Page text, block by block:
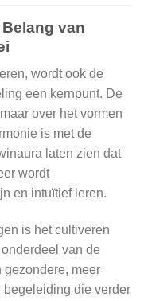
van
wordt ook de
een kernpunt. De
over het vormen
is met de
laten zien dat
wordt
en intuïtief leren.
is het cultiveren
van de
gezondere, meer
die verder